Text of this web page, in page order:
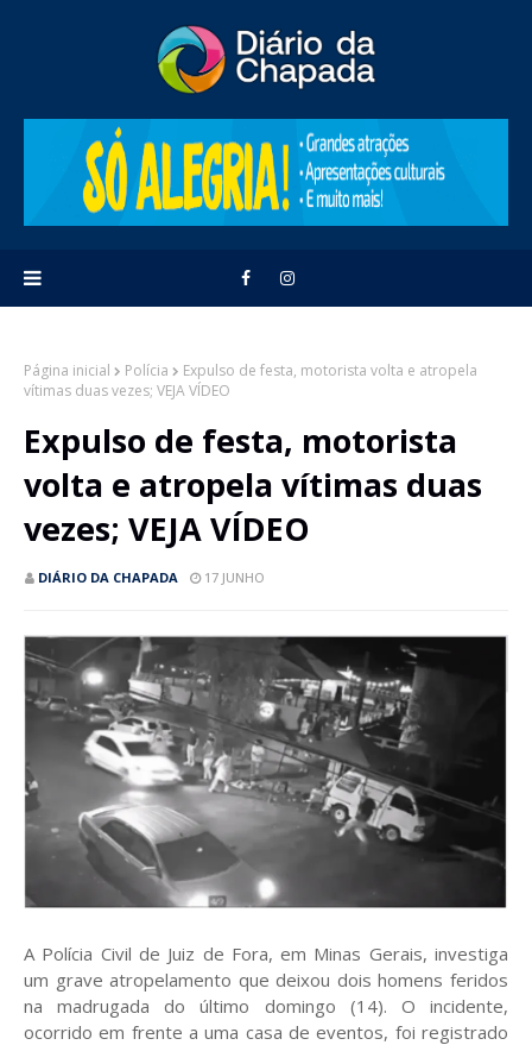
Página inicial Polícia
Expulso de festa, motorista volta e atropela
vítimas duas vezes; VEJA VÍDEO
Expulso de festa, motorista
volta e atropela vítimas duas
vezes; VEJA VÍDEO
DIÁRIO DA CHAPADA 17 JUNHO
A Polícia Civil de Juiz de Fora, em Minas Gerais, investiga
um grave atropelamento que deixou dois homens feridos
na madrugada do último domingo (14). O incidente,
ocorrido em frente a uma casa de eventos, foi registrado